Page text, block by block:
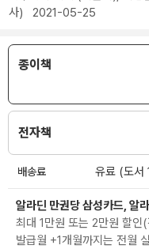
사) 2021-05-25
종이책
전자책
배송료 유료 (도서
알라딘 만권당 삼성카드, 알
최대 1만원 또는 2만원 할
발급월 +1개월까지는 전월